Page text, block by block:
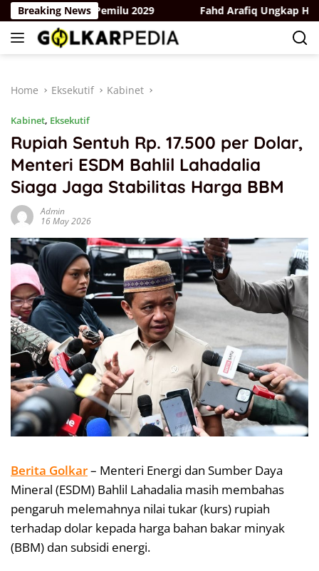
Skip
to
content
Breaking News
Hadapi Pemilu 2029 Fahd Arafiq Ungkap Hasil
Home Eksekutif Kabinet
Kabinet, Eksekutif
Rupiah Sentuh Rp. 17.500 per Dolar,
Menteri ESDM Bahlil Lahadalia
Siaga Jaga Stabilitas Harga BBM
Admin
16 May 2026
Berita Golkar– Menteri Energi dan Sumber Daya
Mineral (ESDM) Bahlil Lahadalia masih membahas
pengaruh melemahnya nilai tukar (kurs) rupiah
terhadap dolar kepada harga bahan bakar minyak
(BBM) dan subsidi energi.